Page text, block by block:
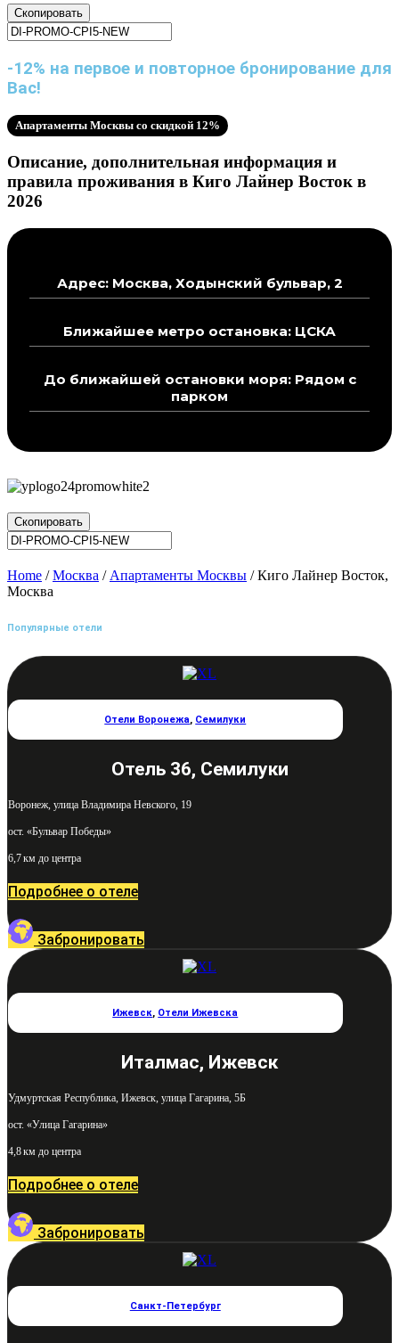
Скопировать
-12% на первое и повторное бронирование для
Вас!
Апартаменты Москвы со скидкой 12%
Описание, дополнительная информация и
правила проживания в Киго Лайнер Восток в
2026
Адрес: Москва, Ходынский бульвар, 2
Ближайшее метро остановка: ЦСКА
До ближайшей остановки моря: Рядом с
парком
Скопировать
Home /Москва / Апартаменты Москвы / Киго Лайнер Восток,
Москва
Популярные отели
Отели Воронежа, Семилуки
Отель 36, Семилуки
Воронеж, улица Владимира Невского, 19
ост. «Бульвар Победы»
6,7 км до центра
Подробнее о отеле
Забронировать
Ижевск, Отели Ижевска
Италмас, Ижевск
Удмуртская Республика, Ижевск, улица Гагарина, 5Б
ост. «Улица Гагарина»
4,8 км до центра
Подробнее о отеле
Забронировать
Санкт-Петербург